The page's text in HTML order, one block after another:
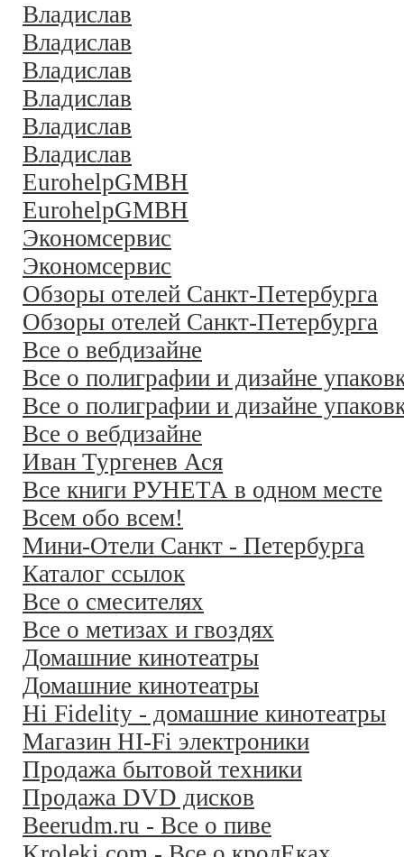
Владислав
Владислав
Владислав
Владислав
Владислав
Владислав
EurohelpGMBH
EurohelpGMBH
Экономсервис
Экономсервис
Обзоры отелей Санкт-Петербурга
Обзоры отелей Санкт-Петербурга
Все о вебдизайне
Все о полиграфии и дизайне
Все о полиграфии и дизайне
Все о вебдизайне
Иван Тургенев Ася
Все книги РУНЕТА в одном месте
Всем обо всем!
Мини-Отели Санкт - Петербурга
Каталог ссылок
Все о смесителях
Все о метизах и гвоздях
Домашние кинотеатры
Домашние кинотеатры
Hi Fidelity - домашние кинотеатры
Магазин HI-Fi электроники
Продажа бытовой техники
Продажа DVD дисков
Beerudm.ru - Все о пиве